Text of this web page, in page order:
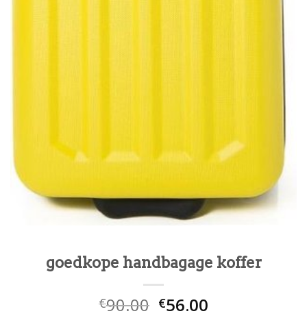
goedkope handbagage koffer
€90.00 €56.00